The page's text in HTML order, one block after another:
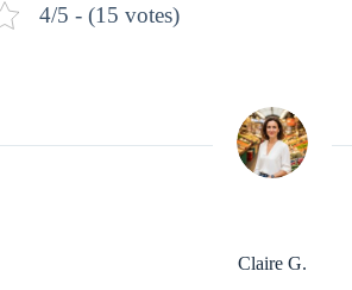
4/5 - (15 votes)
Claire G.